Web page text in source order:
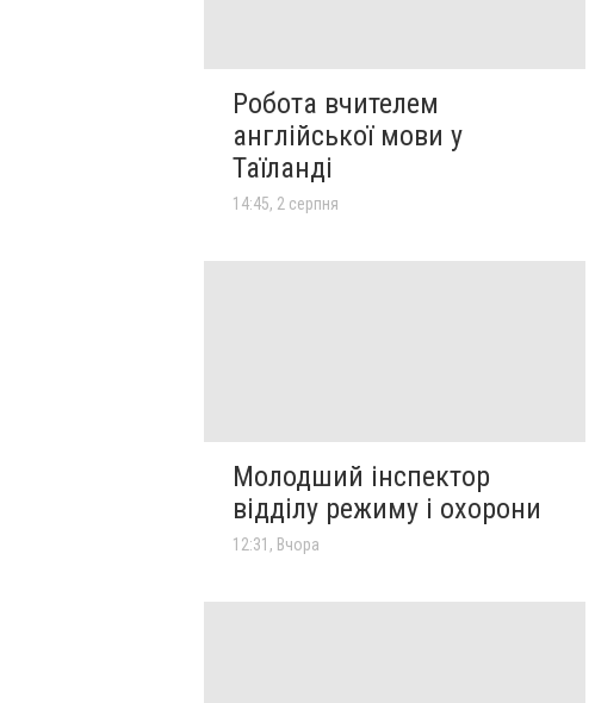
Робота вчителем
англійської мови у
Таїланді
14:45, 2 серпня
Молодший інспектор
відділу режиму і охорони
12:31, Вчора